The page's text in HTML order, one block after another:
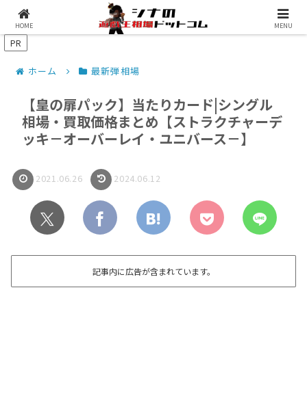
シナコムについて
PR
ホーム 最新弾相場
【皇の扉パック】当たりカード|シングル
相場・買取価格まとめ【ストラクチャーデ
ッキ－オーバーレイ・ユニバース－】
2021.06.26 2024.06.12
記事内に広告が含まれています。
HOME MENU